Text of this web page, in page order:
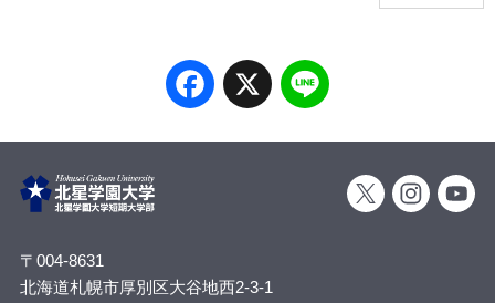
Facebook
X
〒004-8631
北海道札幌市厚別区大谷地西2-3-1